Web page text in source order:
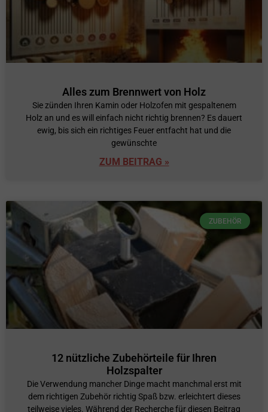
Alles zum Brennwert von Holz
Sie zünden Ihren Kamin oder Holzofen mit gespaltenem
Holz an und es will einfach nicht richtig brennen? Es dauert
ewig, bis sich ein richtiges Feuer entfacht hat und die
gewünschte
ZUM BEITRAG »
ZUBEHÖR
12 nützliche Zubehörteile für Ihren
Holzspalter
Die Verwendung mancher Dinge macht manchmal erst mit
dem richtigen Zubehör richtig Spaß bzw. erleichtert dieses
teilweise vieles. Während der Recherche für diesen Beitrag